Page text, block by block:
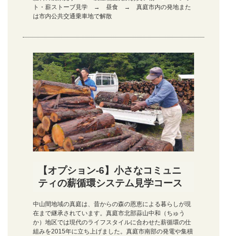
ト・薪ストーブ見学 → 昼食 → 真庭市内の発地また
は市内公共交通乗車地で解散
【オプション-6】小さなコミュニ
ティの薪循環システム見学コース
中山間地域の真庭は、昔からの森の恩恵による暮らしが現
在まで継承されています。真庭市北部蒜山中和（ちゅう
か）地区では現代のライフスタイルに合わせた薪循環の仕
組みを2015年に立ち上げました。真庭市南部の発電や集積